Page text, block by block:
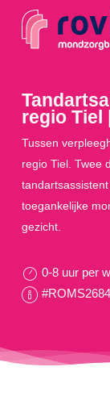
regio Tiel
Tussen
regio Tiel. Twee
toegankelijke
gezicht.
0-8 uur per